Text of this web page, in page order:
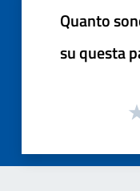
Quanto
su questa